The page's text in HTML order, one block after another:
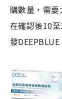
購數量，需
在確認後10
發